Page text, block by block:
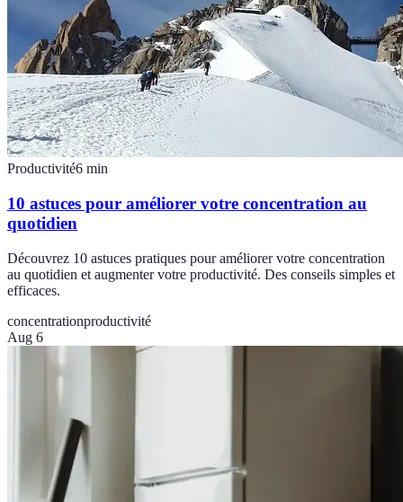
Productivité6 min
10 astuces pour améliorer votre concentration au
quotidien
Découvrez 10 astuces pratiques pour améliorer votre concentration
au quotidien et augmenter votre productivité. Des conseils simples et
efficaces.
concentrationproductivité
Aug 6